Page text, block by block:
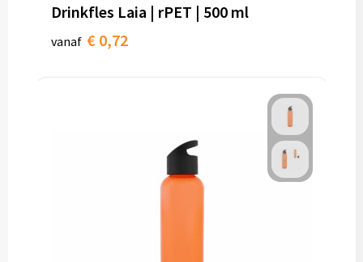
Drinkfles Laia | rPET | 500 ml
vanaf € 0,72